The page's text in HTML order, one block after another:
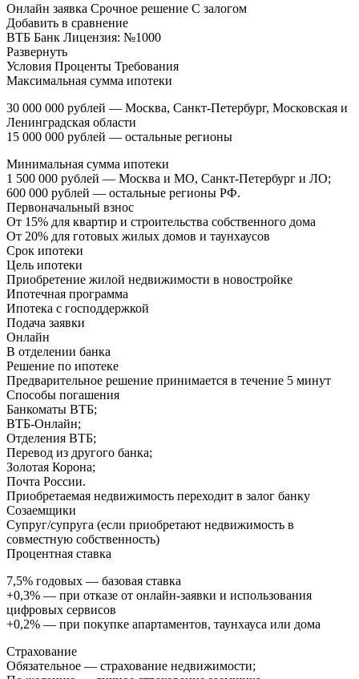
Онлайн заявка Срочное решение С залогом
Добавить в сравнение
ВТБ Банк Лицензия: №1000
Развернуть
Условия Проценты Требования
Максимальная сумма ипотеки
30 000 000 рублей — Москва, Санкт-Петербург, Московская и
Ленинградская области
15 000 000 рублей — остальные регионы
Минимальная сумма ипотеки
1 500 000 рублей — Москва и МО, Санкт-Петербург и ЛО;
600 000 рублей — остальные регионы РФ.
Первоначальный взнос
От 15% для квартир и строительства собственного дома
От 20% для готовых жилых домов и таунхаусов
Срок ипотеки
Цель ипотеки
Приобретение жилой недвижимости в новостройке
Ипотечная программа
Ипотека с господдержкой
Подача заявки
Онлайн
В отделении банка
Решение по ипотеке
Предварительное решение принимается в течение 5 минут
Способы погашения
Банкоматы ВТБ;
ВТБ-Онлайн;
Отделения ВТБ;
Перевод из другого банка;
Золотая Корона;
Почта России.
Приобретаемая недвижимость переходит в залог банку
Созаемщики
Супруг/супруга (если приобретают недвижимость в
совместную собственность)
Процентная ставка
7,5% годовых — базовая ставка
+0,3% — при отказе от онлайн-заявки и использования
цифровых сервисов
+0,2% — при покупке апартаментов, таунхауса или дома
Страхование
Обязательное — страхование недвижимости;